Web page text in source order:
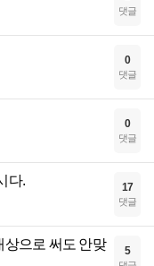
댓글
0
댓글
0
댓글
다. 17
댓글
상으로 써도 안맞
5